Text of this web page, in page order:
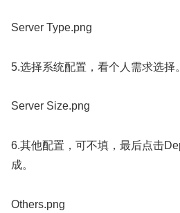
Server Type.png
5.选择系统配置，看个人需求选择。
Server Size.png
6.其他配置，可不填，最后点击
成。
Others.png